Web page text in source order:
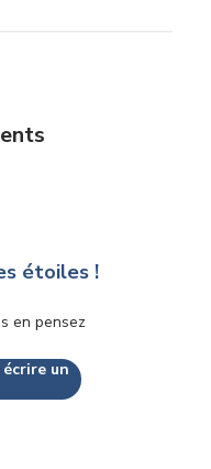
étoiles !
en pensez
un